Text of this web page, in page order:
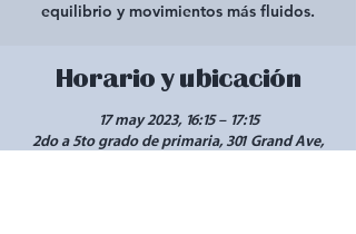
equilibrio y movimientos más fluidos.
Horario y ubicación
17 may 2023, 16:15 – 17:15
2do a 5to grado de primaria, 301 Grand Ave,